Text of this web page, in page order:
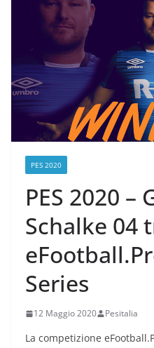
PES 2020
PES 2020 –
Schalke 04
Series
12 Maggio 2020 Pesitalia
La competizione